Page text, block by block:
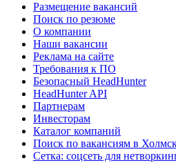
Размещение вакансий
Поиск по резюме
О компании
Наши вакансии
Реклама на сайте
Требования к ПО
Безопасный HeadHunter
HeadHunter API
Партнерам
Инвесторам
Каталог компаний
Поиск по вакансиям в
Сетка: соцсеть для